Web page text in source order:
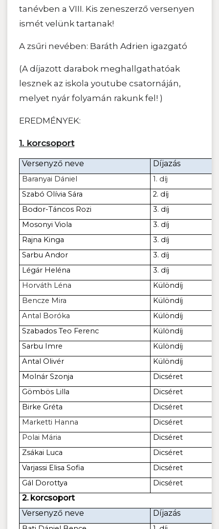
tanévben a VIII. Kis zeneszerző versenyen
ismét velünk tartanak!
A zsűri nevében: Baráth Adrien igazgató
(A díjazott darabok meghallgathatóak
lesznek az iskola youtube csatornáján,
melyet nyár folyamán rakunk fel! )
EREDMÉNYEK:
1. korcsoport
Versenyző neve Díjazás
Baranyai Dániel
1. díj
Szabó Olívia Sára
2. díj
Bodor-Táncos Rozi
3. díj
Mosonyi Viola
3. díj
Rajna Kinga
3. díj
Sarbu Andor
3. díj
Légár Heléna
3. díj
Horváth Léna
Különdíj
Bencze Mira
Különdíj
Antal Boróka
Különdíj
Szabados Teo Ferenc
Különdíj
Sarbu Imre
Különdíj
Antal Olivér
Különdíj
Molnár Szonja
Dicséret
Gömbös Lilla
Dicséret
Birke Gréta
Dicséret
Marketti Hanna
Dicséret
Polai Mária
Dicséret
Zsákai Luca
Dicséret
Varjassi Elisa Sofia
Dicséret
Gál Dorottya
Dicséret
2. korcsoport
Versenyző neve
Díjazás